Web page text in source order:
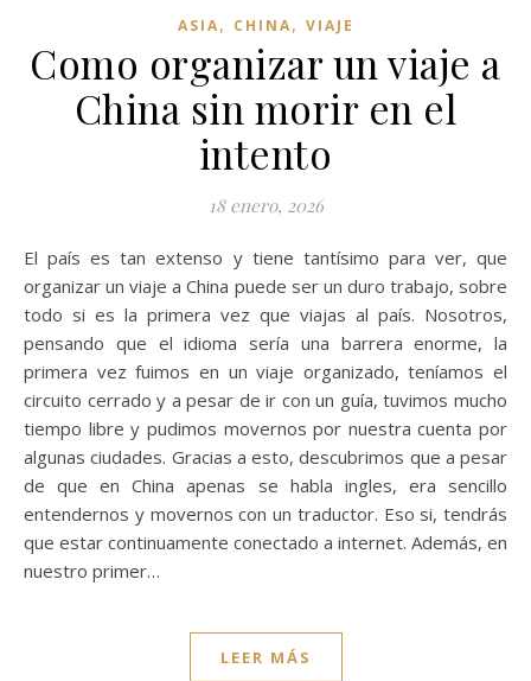
ASIA, CHINA, VIAJE
Como organizar un viaje a
China sin morir en el
intento
18 enero, 2026
El país es tan extenso y tiene tantísimo para ver, que
organizar un viaje a China puede ser un duro trabajo, sobre
todo si es la primera vez que viajas al país. Nosotros,
pensando que el idioma sería una barrera enorme, la
primera vez fuimos en un viaje organizado, teníamos el
circuito cerrado y a pesar de ir con un guía, tuvimos mucho
tiempo libre y pudimos movernos por nuestra cuenta por
algunas ciudades. Gracias a esto, descubrimos que a pesar
de que en China apenas se habla ingles, era sencillo
entendernos y movernos con un traductor. Eso si, tendrás
que estar continuamente conectado a internet. Además, en
nuestro primer…
LEER MÁS